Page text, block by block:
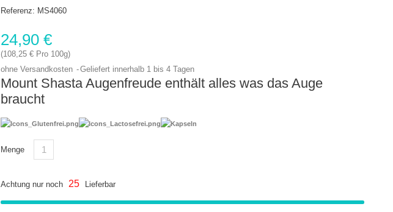
Referenz: MS4060
24,90 €
(108,25 € Pro 100g)
ohne Versandkosten
Geliefert innerhalb 1 bis 4 Tagen
Mount Shasta Augenfreude enthält alles was das Auge
braucht
Menge
Achtung nur noch 25 Lieferbar